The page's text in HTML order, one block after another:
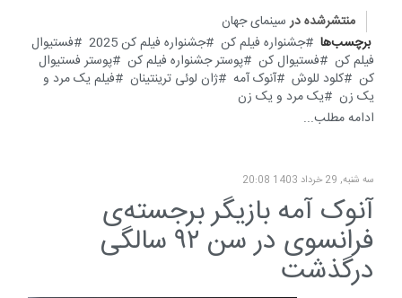
منتشرشده در سینمای جهان
برچسب‌ها
جشنواره فیلم کن جشنواره فیلم کن 2025
فستیوال
فیلم کن
فستیوال کن پوستر جشنواره فیلم کن
پوستر فستیوال
کن
کلود للوش آنوک آمه ژان لوئی ترینتینان
فیلم یک مرد و
یک زن
یک مرد و یک زن
ادامه مطلب...
سه شنبه, 29 خرداد 1403 20:08
آنوک آمه بازیگر برجسته‌ی
فرانسوی در سن ۹۲ سالگی
درگذشت